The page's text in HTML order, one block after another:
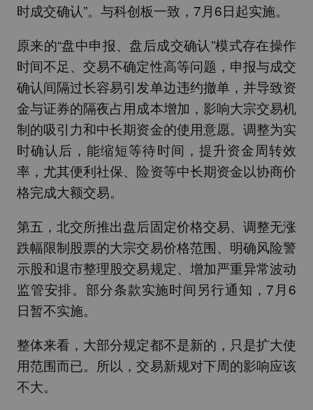
时成交确认”。与科创板一致，7月6日起实施。
原来的“盘中申报、盘后成交确认”模式存在操作
时间不足、交易不确定性高等问题，申报与成交
确认间隔过长容易引发单边违约撤单，并导致资
金与证券的隔夜占用成本增加，影响大宗交易机
制的吸引力和中长期资金的使用意愿。调整为实
时确认后，能缩短等待时间，提升资金周转效
率，尤其便利社保、险资等中长期资金以协商价
格完成大额交易。
第五，北交所推出盘后固定价格交易、调整无涨
跌幅限制股票的大宗交易价格范围、明确风险警
示股和退市整理股交易规定、增加严重异常波动
监管安排。部分条款实施时间另行通知，7月6
日暂不实施。
整体来看，大部分规定都不是新的，只是扩大使
用范围而已。所以，交易新规对下周的影响应该
不大。